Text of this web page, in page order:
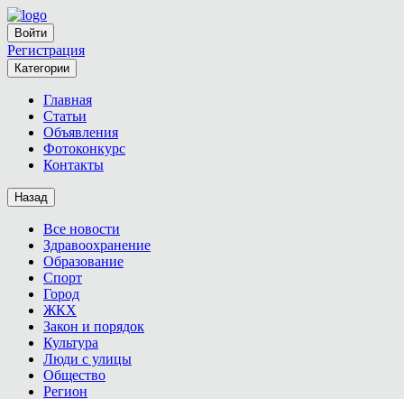
Войти
Регистрация
Категории
Главная
Статьи
Объявления
Фотоконкурс
Контакты
Назад
Все новости
Здравоохранение
Образование
Спорт
Город
ЖКХ
Закон и порядок
Культура
Люди с улицы
Общество
Регион